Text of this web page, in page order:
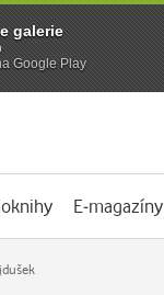
E-magazíny
galerie
Google Play